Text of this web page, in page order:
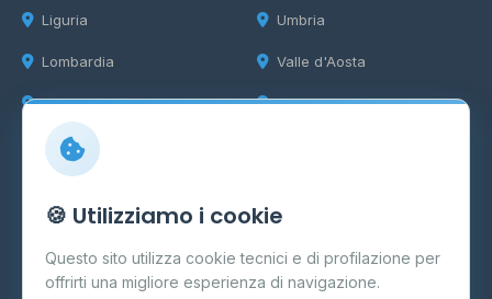
Liguria
Lombardia
Marche
Umbria
Valle d'Aosta
Veneto
Info
Cos'è il GPL
FAQ
🍪 Utilizziamo i cookie
Questo sito utilizza cookie tecnici e di profilazione per
offrirti una migliore esperienza di navigazione.